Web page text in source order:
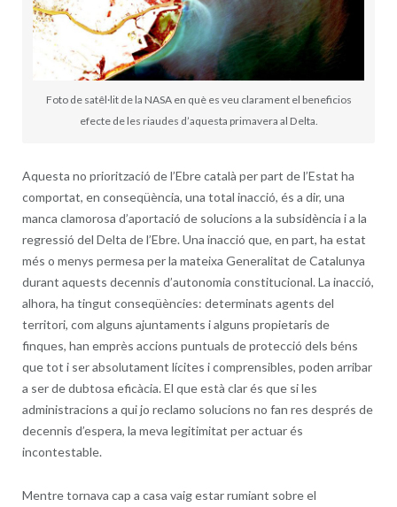
Foto de satêl·lit de la NASA en què es veu clarament el beneficios
efecte de les riaudes d’aquesta primavera al Delta.
Aquesta no priorització de l’Ebre català per part de l’Estat ha
comportat, en conseqüència, una total inacció, és a dir, una
manca clamorosa d’aportació de solucions a la subsidència i a la
regressió del Delta de l’Ebre. Una inacció que, en part, ha estat
més o menys permesa per la mateixa Generalitat de Catalunya
durant aquests decennis d’autonomia constitucional. La inacció,
alhora, ha tingut conseqüències: determinats agents del
territori, com alguns ajuntaments i alguns propietaris de
finques, han emprès accions puntuals de protecció dels béns
que tot i ser absolutament lícites i comprensibles, poden arribar
a ser de dubtosa eficàcia. El que està clar és que si les
administracions a qui jo reclamo solucions no fan res després de
decennis d’espera, la meva legitimitat per actuar és
incontestable.
Mentre tornava cap a casa vaig estar rumiant sobre el